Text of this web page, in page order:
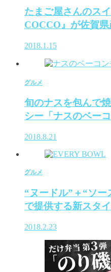
たまご屋さんのス
COCCO』が佐賀
2018.1.15
グルメ
旬のナスを包んで
シー「ナスのベー
2018.8.21
グルメ
“ヌードル”＋“ソ
で提供する新スタ
2018.2.23